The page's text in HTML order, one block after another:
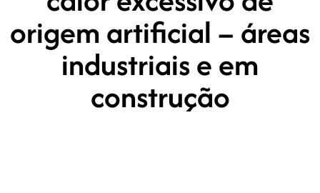
origem artificial – áreas
industriais e em
construção